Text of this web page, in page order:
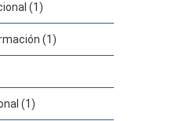
(1)
(1)
(1)